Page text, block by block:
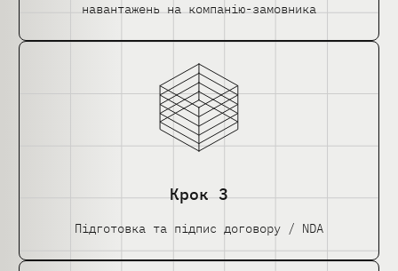
навантажень на компанію-замовника
Крок 3
Підготовка та підпис договору / NDA